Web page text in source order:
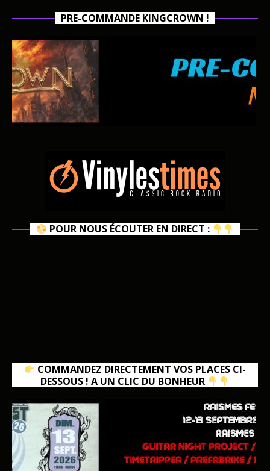
PRE-COMMANDE KINGCROWN !
POUR NOUS ÉCOUTER EN DIRECT :
COMMANDEZ DIRECTEMENT VOS PLACES CI-
DESSOUS ! A UN CLIC DU BONHEUR